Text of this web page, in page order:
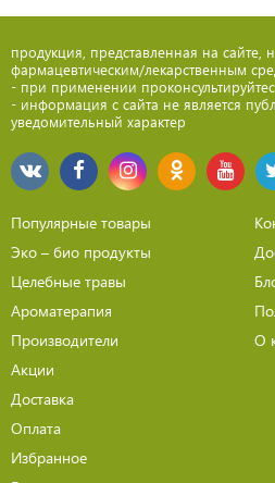
продукция, представленная на сайте,
фармацевтическим/лекарственным
- при применении
- информация с сайта не является
уведомительный характер
Популярные товары
Эко – био продукты
Целебные травы
Ароматерапия
Производители
Акции
Доставка
Оплата
Избранное
О